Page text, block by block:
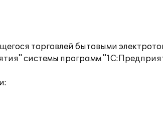
торговлей бытовыми
системы программ